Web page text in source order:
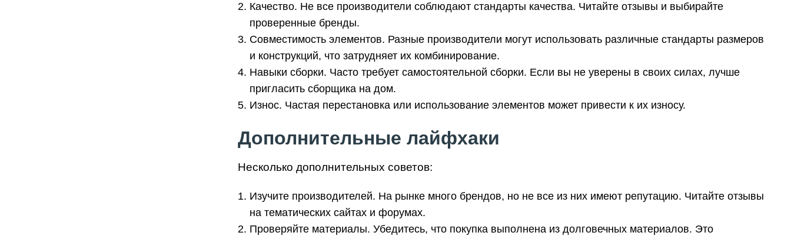
Качество. Не все производители соблюдают стандарты качества. Читайте отзывы и выбирайте
проверенные бренды.
Совместимость элементов. Разные производители могут использовать различные стандарты размеров
и конструкций, что затрудняет их комбинирование.
Навыки сборки. Часто требует самостоятельной сборки. Если вы не уверены в своих силах, лучше
пригласить сборщика на дом.
Износ. Частая перестановка или использование элементов может привести к их износу.
Дополнительные лайфхаки
Несколько дополнительных советов:
Изучите производителей. На рынке много брендов, но не все из них имеют репутацию. Читайте отзывы
на тематических сайтах и форумах.
Проверяйте материалы. Убедитесь, что покупка выполнена из долговечных материалов. Это